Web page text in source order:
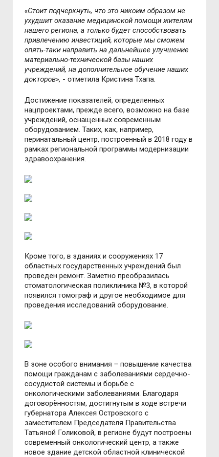
«Стоит подчеркнуть, что это никоим образом не
ухудшит оказание медицинской помощи жителям
нашего региона, а только будет способствовать
привлечению инвестиций, которые мы сможем
опять-таки направить на дальнейшее улучшение
материально-технической базы наших
учреждений, на дополнительное обучение наших
докторов», - отметила Кристина Тхапа.
Достижение показателей, определенных
нацпроектами, прежде всего, возможно на базе
учреждений, оснащенных современным
оборудованием. Таких, как, например,
перинатальный центр, построенный в 2018 году в
рамках региональной программы модернизации
здравоохранения.
Кроме того, в зданиях и сооружениях 17
областных государственных учреждений был
проведен ремонт. Заметно преобразилась
стоматологическая поликлиника №3, в которой
появился томограф и другое необходимое для
проведения исследований оборудование.
В зоне особого внимания – повышение качества
помощи гражданам с заболеваниями сердечно-
сосудистой системы и борьбе с
онкологическими заболеваниями. Благодаря
договорённостям, достигнутым в ходе встречи
губернатора Алексея Островского с
заместителем Председателя Правительства
Татьяной Голиковой, в регионе будут построены
современный онкологический центр, а также
новое здание детской областной клинической